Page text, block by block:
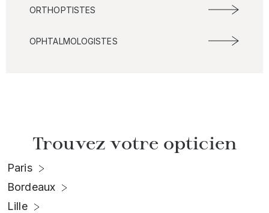
ORTHOPTISTES
OPHTALMOLOGISTES
Trouvez votre opticien
Paris
Bordeaux
Lille